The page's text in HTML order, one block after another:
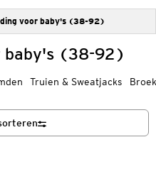
voor baby's (38-92)
baby's (38-92)
Truien & Sweatjacks